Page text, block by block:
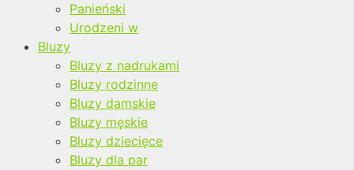
Panieński
Urodzeni w
Bluzy
Bluzy z nadrukami
Bluzy rodzinne
Bluzy damskie
Bluzy męskie
Bluzy dziecięce
Bluzy dla par